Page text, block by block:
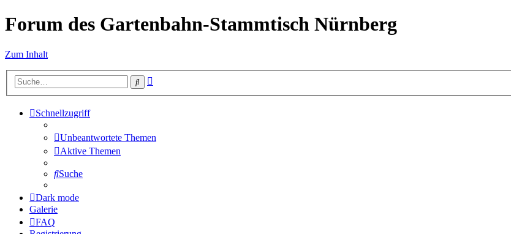
Forum des Gartenbahn-Stammtisch Nürnberg
Zum Inhalt
Suche
Schnellzugriff
Unbeantwortete Themen
Aktive Themen
Suche
Dark mode
Galerie
FAQ